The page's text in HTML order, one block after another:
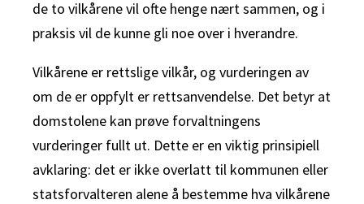
de to vilkårene vil ofte henge nært sammen, og i
praksis vil de kunne gli noe over i hverandre.
Vilkårene er rettslige vilkår, og vurderingen av
om de er oppfylt er rettsanvendelse. Det betyr at
domstolene kan prøve forvaltningens
vurderinger fullt ut. Dette er en viktig prinsipiell
avklaring: det er ikke overlatt til kommunen eller
statsforvalteren alene å bestemme hva vilkårene